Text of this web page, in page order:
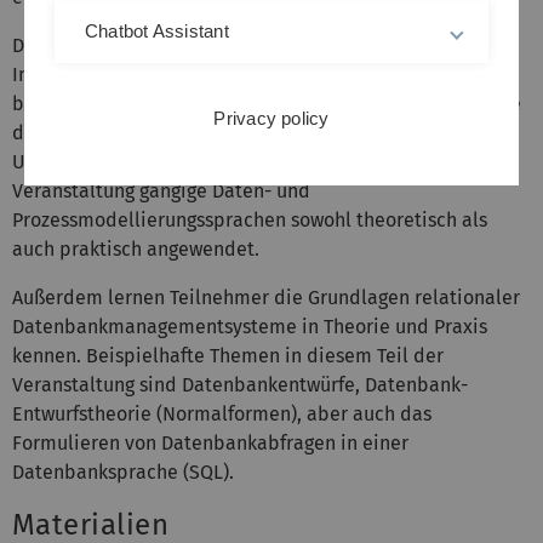
Des Weiteren werden wir noch andere Formen von
Informationen, die in einem Unternehmen auftreten
betrachten und analysieren. Hierzu gehört Beispielsweise
das Wissen über Abläufe und Prozesse, die in einem
Unternehmen auftreten. Dafür werden im Rahmen der
Veranstaltung gängige Daten- und
Prozessmodellierungssprachen sowohl theoretisch als
auch praktisch angewendet.
Außerdem lernen Teilnehmer die Grundlagen relationaler
Datenbankmanagementsysteme in Theorie und Praxis
kennen. Beispielhafte Themen in diesem Teil der
Veranstaltung sind Datenbankentwürfe, Datenbank-
Entwurfstheorie (Normalformen), aber auch das
Formulieren von Datenbankabfragen in einer
Datenbanksprache (SQL).
Materialien
Chatbot Assistant
Privacy policy